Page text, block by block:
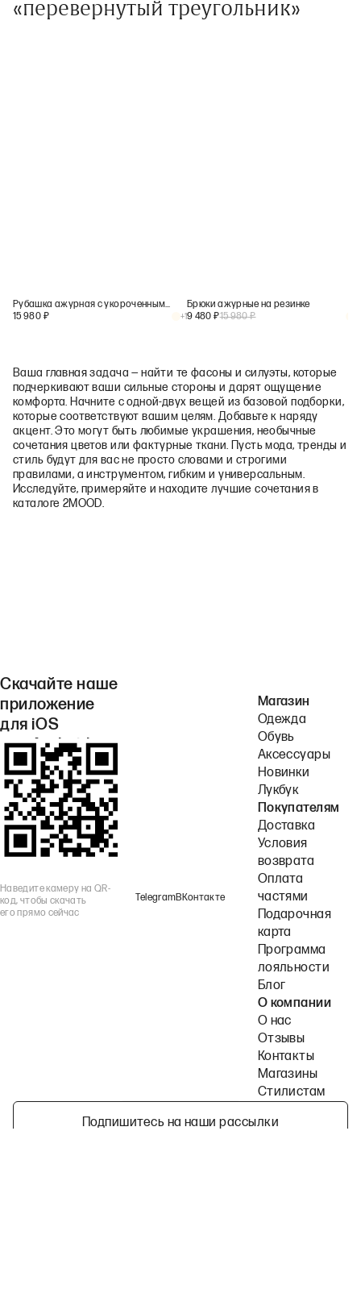
«перевернутый треугольник»
Рубашка ажурная с укороченным рукавом
15 980 ₽ +1
Брюки ажурные на резинке
9 480 ₽15 980₽
Ваша главная задача — найти те фасоны и силуэты, которые
подчеркивают ваши сильные стороны и дарят ощущение
комфорта. Начните с одной‑двух вещей из базовой подборки,
которые соответствуют вашим целям. Добавьте к наряду
акцент. Это могут быть любимые украшения, необычные
сочетания цветов или фактурные ткани. Пусть мода, тренды и
стиль будут для вас не просто словами и строгими
правилами, а инструментом, гибким и универсальным.
Исследуйте, примеряйте и находите лучшие сочетания в
каталоге 2MOOD.
Скачайте наше
приложение
для iOS
или Android.
Наведите камеру на QR-
код, чтобы скачать
его прямо сейчас
TelegramВКонтакте
Магазин
Одежда
Обувь
Аксессуары
Новинки
Лукбук
Покупателям
Доставка
Условия
возврата
Оплата
частями
Подарочная
карта
Программа
лояльности
Блог
О компании
О нас
Отзывы
Контакты
Магазины
Стилистам
Подпишитесь на наши рассылки